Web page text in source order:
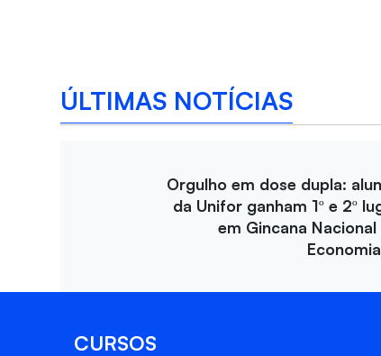
ÚLTIMAS NOTÍCIAS
Orgulho em dose dupla:
da Unifor ganham 1º e 2º
em Gincana Nacional
Economia
CURSOS